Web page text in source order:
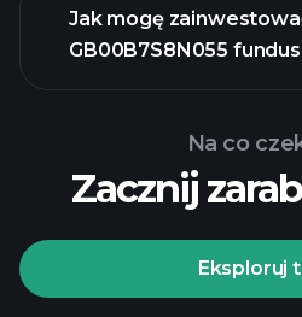
wykresie
GB00B7S8N055
Jak mogę
GB00B7S8N055
Na co
Zacznij
Eksploruj